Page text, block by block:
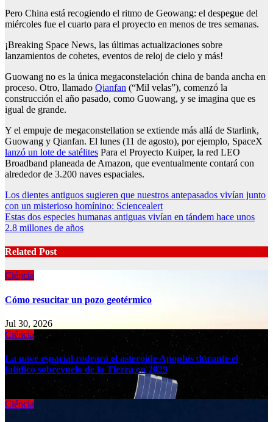
Pero China está recogiendo el ritmo de Geowang: el despegue del
miércoles fue el cuarto para el proyecto en menos de tres semanas.
¡Breaking Space News, las últimas actualizaciones sobre
lanzamientos de cohetes, eventos de reloj de cielo y más!
Guowang no es la única megaconstelación china de banda ancha en
proceso. Otro, llamado Qianfan (“Mil velas”), comenzó la
construcción el año pasado, como Guowang, y se imagina que es
igual de grande.
Y el empuje de megaconstellation se extiende más allá de Starlink,
Guowang y Qianfan. El lunes (11 de agosto), por ejemplo, SpaceX
lanzó un lote de satélites Para el Proyecto Kuiper, la red LEO
Broadband planeada de Amazon, que eventualmente contará con
alrededor de 3.200 naves espaciales.
Post
navigation
Los dientes antiguos sugieren que nuestros antepasados vivían junto
con un misterioso homínino: Sciencealert
Estas dos especies humanas antiguas vivían en tándem hace unos
2.8 millones de años
Related Post
Ciéncia
Cómo resucitar un pozo geotérmico
Jul 30, 2026
Ciéncia
La nave espacial rodeará el asteroide Apophis durante el
fatídico sobrevuelo de la Tierra en 2029
Ciéncia